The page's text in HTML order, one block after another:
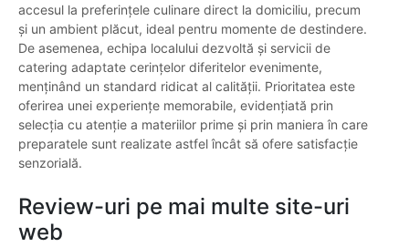
accesul la preferințele culinare direct la domiciliu, precum
și un ambient plăcut, ideal pentru momente de destindere.
De asemenea, echipa localului dezvoltă și servicii de
catering adaptate cerințelor diferitelor evenimente,
menținând un standard ridicat al calității. Prioritatea este
oferirea unei experiențe memorabile, evidențiată prin
selecția cu atenție a materiilor prime și prin maniera în care
preparatele sunt realizate astfel încât să ofere satisfacție
senzorială.
Review-uri pe mai multe site-uri
web